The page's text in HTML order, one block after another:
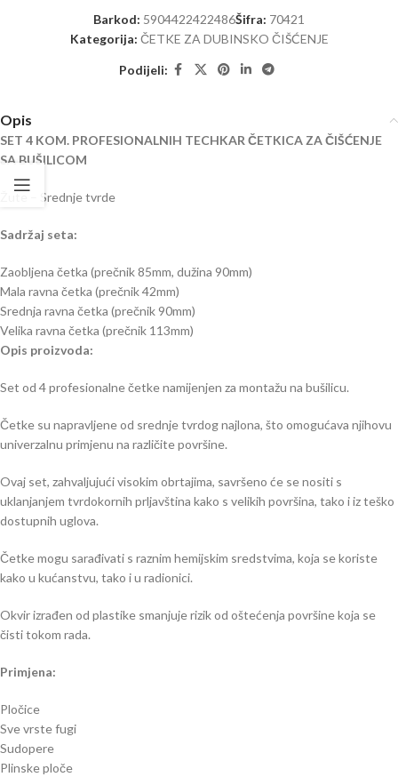
Barkod: 5904422422486Šifra: 70421
Kategorija: ČETKE ZA DUBINSKO ČIŠĆENJE
Podijeli:
Opis
SET 4 KOM. PROFESIONALNIH TECHKAR ČETKICA ZA ČIŠĆENJE
SA BUŠILICOM
Žute – Srednje tvrde
Sadržaj seta:
Zaobljena četka (prečnik 85mm, dužina 90mm)
Mala ravna četka (prečnik 42mm)
Srednja ravna četka (prečnik 90mm)
Velika ravna četka (prečnik 113mm)
Opis proizvoda:
Set od 4 profesionalne četke namijenjen za montažu na bušilicu.
Četke su napravljene od srednje tvrdog najlona, što omogućava njihovu
univerzalnu primjenu na različite površine.
Ovaj set, zahvaljujući visokim obrtajima, savršeno će se nositi s
uklanjanjem tvrdokornih prljavština kako s velikih površina, tako i iz teško
dostupnih uglova.
Četke mogu sarađivati s raznim hemijskim sredstvima, koja se koriste
kako u kućanstvu, tako i u radionici.
Okvir izrađen od plastike smanjuje rizik od oštećenja površine koja se
čisti tokom rada.
Primjena:
Pločice
Sve vrste fugi
Sudopere
Plinske ploče